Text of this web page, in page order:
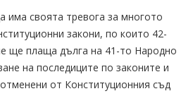
има своята тревога за многото
закони, по които 42-
ще плаща дълга на 41-то Народно
на последиците по законите и
от Конституционния съд